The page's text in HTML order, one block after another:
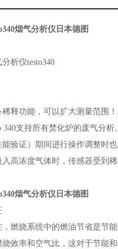
烟气分析仪日本德图
析仪testo340
稀释功能，可以扩大测量范围
340支持所有焚化炉的废气分
能验证）期间进行操作调整时
入高浓度气体时，传感器受到
烟气分析仪日本德图
，燃烧系统中的燃油节省是节
烧效率和空气比，这对于节能